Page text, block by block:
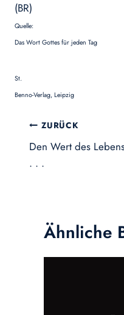
(BR)
Quelle:
Das Wort Gottes für jeden Tag
St.
Benno-Verlag, Leipzig
ZURÜCK
Den Wert des
. . .
Ähnliche